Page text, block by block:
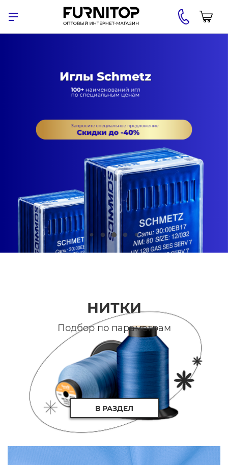
НИТКИ
Подбор по параметрам
В РАЗДЕЛ